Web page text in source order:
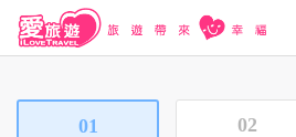
01 02